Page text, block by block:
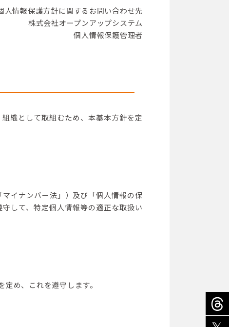
人情報保護方針に関するお問い合わせ先
株式会社オープンアップシステム
個人情報保護管理者
織として取組むため、本基本方針を定
イナンバー法」）及び「個人情報の保
して、特定個人情報等の適正な取扱い
め、これを遵守します。